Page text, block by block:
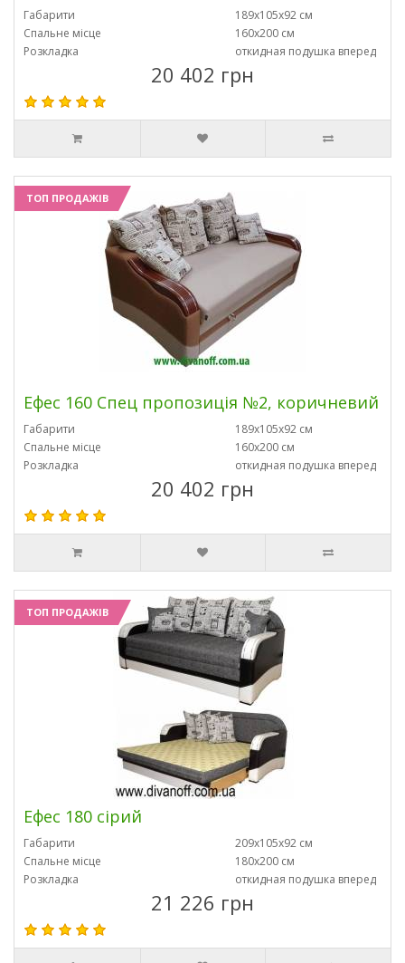
Габарити
189х105х92 см
Спальне місце
160х200 см
Розкладка
откидная подушка вперед
20 402 грн
ТОП ПРОДАЖІВ
Ефес 160 Спец пропозиція №2, коричневий
Габарити
189х105х92 см
Спальне місце
160х200 см
Розкладка
откидная подушка вперед
20 402 грн
ТОП ПРОДАЖІВ
Ефес 180 сірий
Габарити
209х105х92 см
Спальне місце
180х200 см
Розкладка
откидная подушка вперед
21 226 грн